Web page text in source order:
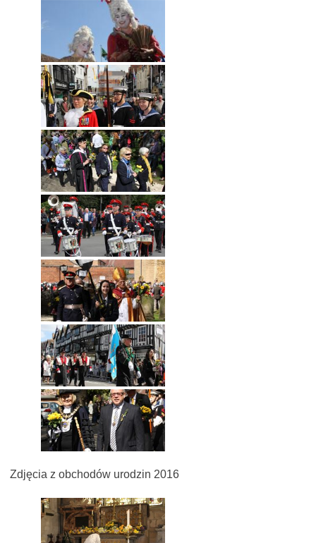
Zdjęcia z obchodów urodzin 2016